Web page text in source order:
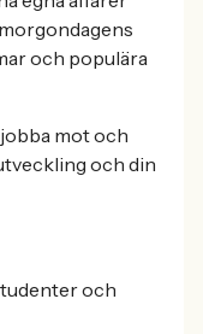
och populära
mot och
och din
och